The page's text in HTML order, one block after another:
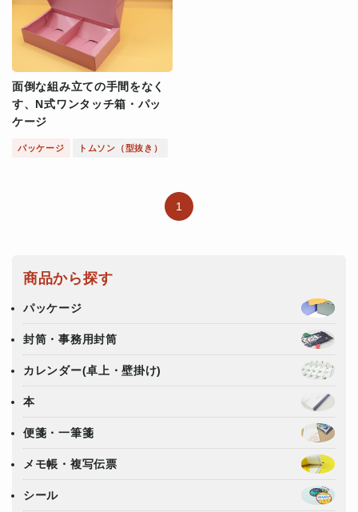
面倒な組み立ての手間をなく
す、N式ワンタッチ箱・パッ
ケージ
パッケージ トムソン（型抜き）
1
商品から探す
パッケージ
封筒・事務用封筒
カレンダー(卓上・壁掛け)
本
便箋・一筆箋
メモ帳・複写伝票
シール